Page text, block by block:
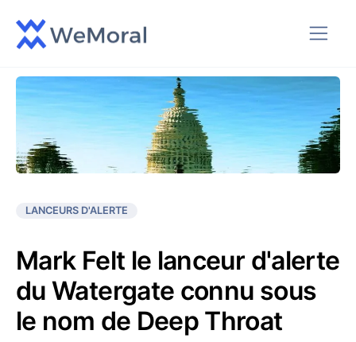
LANCEURS D'ALERTE
Mark Felt le lanceur d'alerte
du Watergate connu sous
le nom de Deep Throat